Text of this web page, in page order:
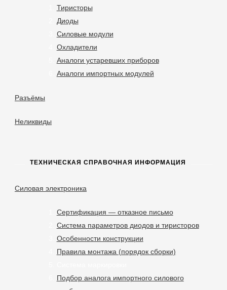
Тиристоры
Диоды
Силовые модули
Охладители
Аналоги устаревших приборов
Аналоги импортных модулей
Разъёмы
Неликвиды
ТЕХНИЧЕСКАЯ СПРАВОЧНАЯ ИНФОРМАЦИЯ
Силовая электроника
Сертификация — отказное письмо
Система параметров диодов и тиристоров
Особенности конструкции
Правила монтажа (порядок сборки)
Подбор аналога импортного силового